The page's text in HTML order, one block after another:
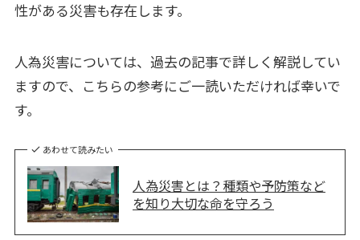
性がある災害も存在します。
人為災害については、過去の記事で詳しく解説してい
ますので、こちらの参考にご一読いただければ幸いで
す。
あわせて読みたい
人為災害とは？種類や予防策など
を知り大切な命を守ろう